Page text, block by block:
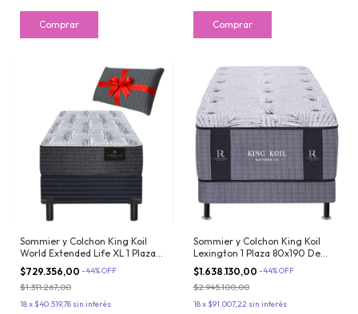
Sommier y Colchon King Koil
World Extended Life XL 1 Plaza
de 80x190cm De Resortes LFK
Reforzados + Almohada de
Regalo
$729.356,00 -44%OFF
$1.311.267,00
18x $40.519,78 sin interés
Sommier y Colchon King Koil
Lexington 1 Plaza 80x190 De
Resortes Pocket y De Espuma
Inteligente
$1.638.130,00 -44%OFF
$2.945.100,00
18x $91.007,22 sin interés